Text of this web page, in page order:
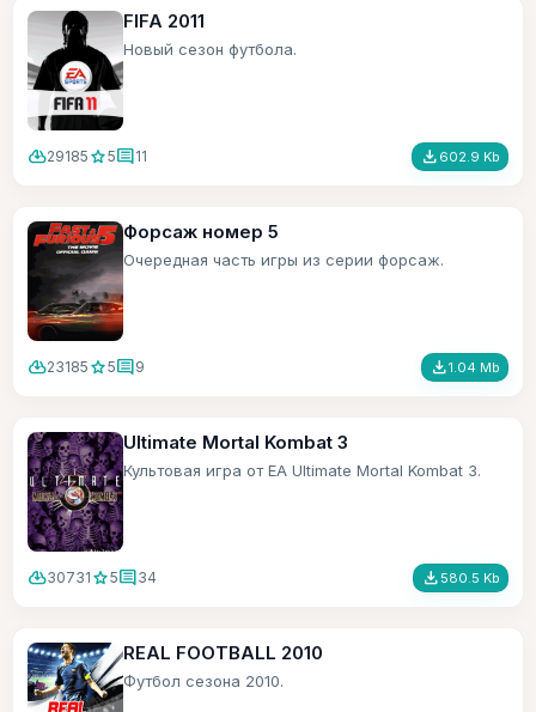
FIFA 2011
Новый сезон футбола.
cloud_download29185 star5comment11 file_download 602.9 Kb
Форсаж номер 5
Очередная часть игры из серии форсаж.
cloud_download23185 star5comment9 file_download1.04 Mb
Ultimate Mortal Kombat 3
Культовая игра от ЕА Ultimate Mortal Kombat 3.
cloud_download30731 star5comment34 file_download 580.5 Kb
REAL FOOTBALL 2010
Футбол сезона 2010.